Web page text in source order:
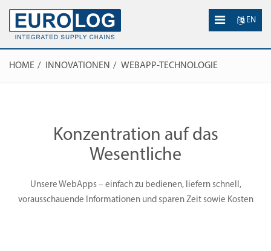
EN
HOME INNOVATIONEN WEBAPP-TECHNOLOGIE
Konzentration auf das
Wesentliche
Unsere WebApps – einfach zu bedienen, liefern schnell,
vorausschauende Informationen und sparen Zeit sowie Kosten